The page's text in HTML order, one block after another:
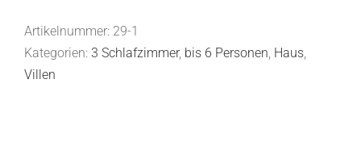
Artikelnummer: 29-1
Kategorien: 3 Schlafzimmer, bis 6 Personen Haus
Villen